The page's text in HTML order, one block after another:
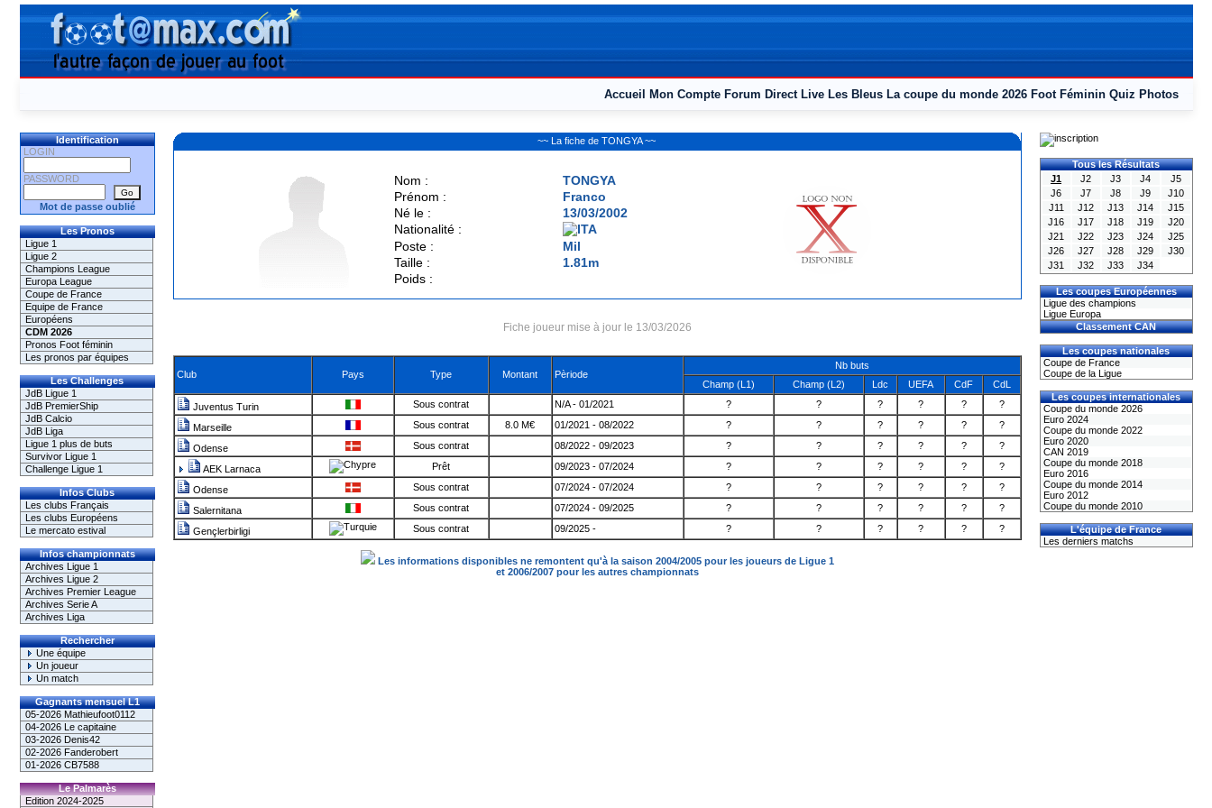
Accueil Mon Compte Forum Direct Live Les Bleus La coupe du monde 2026 Foot Féminin Quiz Photos
Identification
LOGIN
PASSWORD
Mot de passe oublié
Les Pronos
Ligue 1
Ligue 2
Champions League
Europa League
Coupe de France
Equipe de France
Européens
CDM 2026
Pronos Foot féminin
Les pronos par équipes
Les Challenges
JdB Ligue 1
JdB PremierShip
JdB Calcio
JdB Liga
Ligue 1 plus de buts
Survivor Ligue 1
Challenge Ligue 1
Infos Clubs
Les clubs Français
Les clubs Européens
Le mercato estival
Infos championnats
Archives Ligue 1
Archives Ligue 2
Archives Premier League
Archives Serie A
Archives Liga
Rechercher
Une équipe
Un joueur
Un match
Gagnants mensuel L1
05-2026 Mathieufoot0112
04-2026 Le capitaine
03-2026 Denis42
02-2026 Fanderobert
01-2026 CB7588
Le Palmarès
Edition 2024-2025
~~ La fiche de TONGYA ~~
Nom :
TONGYA
Prénom :
Franco
Né le :
13/03/2002
Nationalité :
Poste :
Mil
Taille :
1.81m
Poids :
Fiche joueur mise à jour le 13/03/2026
Club Pays Type Montant Pèriode
Nb buts
Champ (L1)
Champ (L2) Ldc UEFA CdF CdL
Juventus Turin Sous contrat N/A - 01/2021 ? ? ? ? ? ?
Marseille Sous contrat 8.0 M€ 01/2021 - 08/2022 ? ? ? ? ? ?
Odense Sous contrat 08/2022 - 09/2023 ? ? ? ? ? ?
AEK Larnaca Prêt 09/2023 - 07/2024 ? ? ? ? ? ?
Odense Sous contrat 07/2024 - 07/2024 ? ? ? ? ? ?
Salernitana Sous contrat 07/2024 - 09/2025 ? ? ? ? ? ?
Gençlerbirligi Sous contrat 09/2025 - ? ? ? ? ? ?
Les informations disponibles ne remontent qu'à la saison 2004/2005 pour les joueurs de Ligue 1
et 2006/2007 pour les autres championnats
Tous les Résultats
J1
J2 J3 J4
J5
J6
J7 J8 J9
J10
J11
J12 J13 J14
J15
J16
J17 J18 J19
J20
J21
J22 J23 J24
J25
J26
J27 J28 J29
J30
J31
J32 J33 J34
Les coupes Européennes
Ligue des champions
Ligue Europa
Classement CAN
Les coupes nationales
Coupe de France
Coupe de la Ligue
Les coupes internationales
Coupe du monde 2026
Euro 2024
Coupe du monde 2022
Euro 2020
CAN 2019
Coupe du monde 2018
Euro 2016
Coupe du monde 2014
Euro 2012
Coupe du monde 2010
L'équipe de France
Les derniers matchs